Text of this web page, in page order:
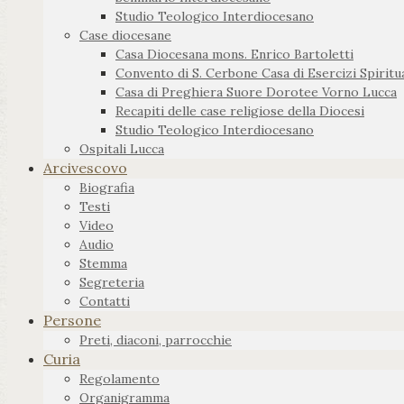
Studio Teologico Interdiocesano
Case diocesane
Casa Diocesana mons. Enrico Bartoletti
Convento di S. Cerbone Casa di Esercizi
Casa di Preghiera Suore Dorotee Vorno Lucca
Recapiti delle case religiose della Diocesi
Studio Teologico Interdiocesano
Ospitali Lucca
Arcivescovo
Biografia
Testi
Video
Audio
Stemma
Segreteria
Contatti
Persone
Preti, diaconi, parrocchie
Curia
Regolamento
Organigramma